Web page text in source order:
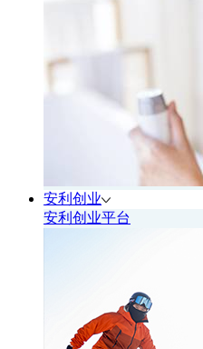
安利创业
安利创业平台